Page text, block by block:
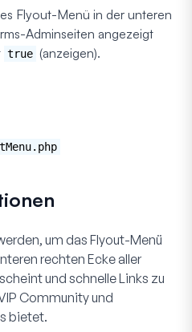
Flyout-Menü in der unteren
Adminseiten angezeigt
true (anzeigen).
um das Flyout-Menü
rechten Ecke aller
und schnelle Links zu
Communityund
bietet.